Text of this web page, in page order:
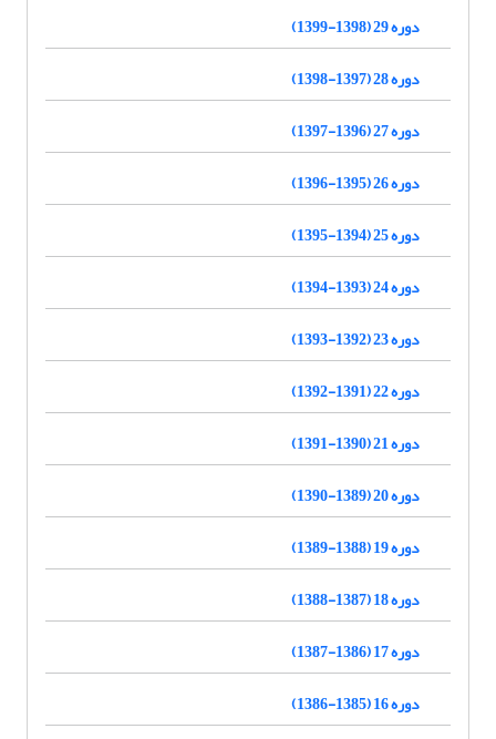
دوره 29 (1398-1399)
دوره 28 (1397-1398)
دوره 27 (1396-1397)
دوره 26 (1395-1396)
دوره 25 (1394-1395)
دوره 24 (1393-1394)
دوره 23 (1392-1393)
دوره 22 (1391-1392)
دوره 21 (1390-1391)
دوره 20 (1389-1390)
دوره 19 (1388-1389)
دوره 18 (1387-1388)
دوره 17 (1386-1387)
دوره 16 (1385-1386)